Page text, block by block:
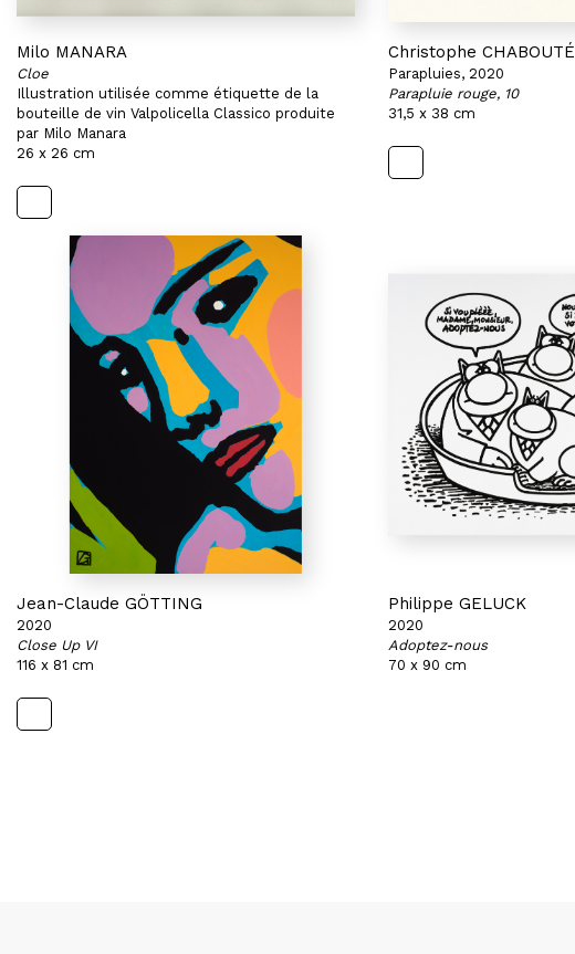
Milo MANARA
Cloe
Illustration utilisée comme étiquette de la
bouteille de vin Valpolicella Classico produite
par Milo Manara
26 x 26 cm
Christophe CHABOUTÉ
Parapluies, 2020
Parapluie rouge, 10
31,5 x 38 cm
Jean-Claude GÖTTING
2020
Close Up VI
116 x 81 cm
Philippe GELUCK
2020
Adoptez-nous
70 x 90 cm